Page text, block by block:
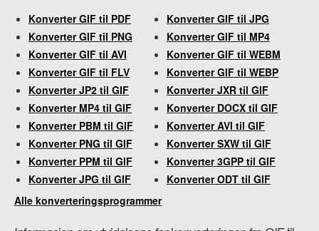
Konverter GIF til PDF
Konverter GIF til JPG
Konverter GIF til PNG
Konverter GIF til MP4
Konverter GIF til AVI
Konverter GIF til WEBM
Konverter GIF til FLV
Konverter GIF til WEBP
Konverter JP2 til GIF
Konverter JXR til GIF
Konverter MP4 til GIF
Konverter DOCX til GIF
Konverter PBM til GIF
Konverter AVI til GIF
Konverter PNG til GIF
Konverter SXW til GIF
Konverter PPM til GIF
Konverter 3GPP til GIF
Konverter JPG til GIF
Konverter ODT til GIF
Alle konverteringsprogrammer